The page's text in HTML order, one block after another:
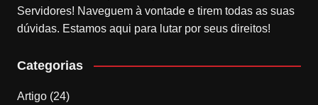
Servidores! Naveguem à vontade e tirem todas as suas
dúvidas. Estamos aqui para lutar por seus direitos!
Categorias
Artigo(24)